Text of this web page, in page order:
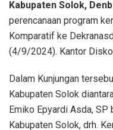
Kabupaten Solok,
perencanaan program
Komparatif ke
(4/9/2024). Kantor
Dalam Kunjungan
Kabupaten Solok
Emiko Epyardi Asda,
Kabupaten Solok, drh.